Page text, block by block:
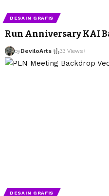
DESAIN GRAFIS
Run Anniversary KAI
byDeviloArts 33 Views
DESAIN GRAFIS